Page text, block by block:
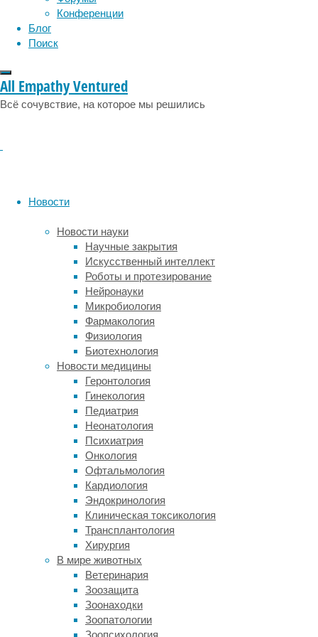
Конференции
Блог
Поиск
All Empathy Ventured
Всё сочувствие, на которое мы решились
Новости
Новости науки
Научные закрытия
Искусственный интеллект
Роботы и протезирование
Нейронауки
Микробиология
Фармакология
Физиология
Биотехнология
Новости медицины
Геронтология
Гинекология
Педиатрия
Неонатология
Психиатрия
Онкология
Офтальмология
Кардиология
Эндокринология
Клиническая токсикология
Трансплантология
Хирургия
В мире животных
Ветеринария
Зоозащита
Зоонаходки
Зоопатологии
Зоопсихология
Это
неработоспособностью)
у
то
фоторецепторов,
отвечающих
за
восприятие
цветов.
При
отсутствии
колбочек
помочь
человеку
ахроматопсией
невозможно,
однако,
если
недуг
обусловлен
лишь
неправильной
работой
этих
клеток,
помочь
может
генотерапия.
группа